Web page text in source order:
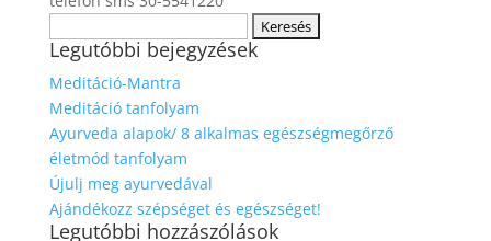
Legutóbbi bejegyzések
Meditáció-Mantra
Meditáció tanfolyam
Ayurveda alapok/ 8 alkalmas egészségmegőrző
életmód tanfolyam
Újulj meg ayurvedával
Ajándékozz szépséget és egészséget!
Legutóbbi hozzászólások